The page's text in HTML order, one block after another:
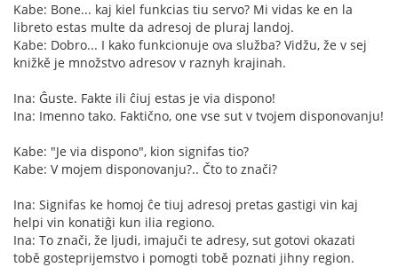
Kabe: Bone... kaj kiel funkcias tiu servo? Mi vidas ke en la
libreto estas multe da adresoj de pluraj landoj.
Kabe: Dobro... I kako funkcionuje ova služba? Vidžu, že v sej
knižkě je množstvo adresov v raznyh krajinah.
Ina: Ĝuste. Fakte ili ĉiuj estas je via dispono!
Ina: Imenno tako. Faktično, one vse sut v tvojem disponovanju!
Kabe: "Je via dispono", kion signifas tio?
Kabe: V mojem disponovanju?.. Čto to znači?
Ina: Signifas ke homoj ĉe tiuj adresoj pretas gastigi vin kaj
helpi vin konatiĝi kun ilia regiono.
Ina: To znači, že ljudi, imajuči te adresy, sut gotovi okazati
tobě gosteprijemstvo i pomogti tobě poznati jihny region.